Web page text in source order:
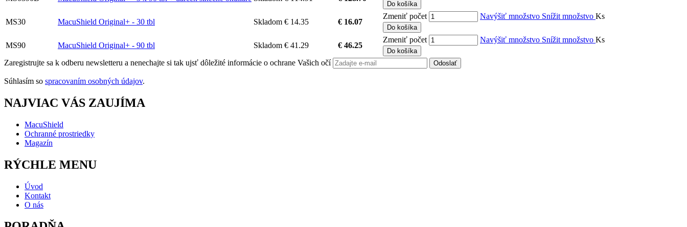
Do košíka
MS30 MacuShield Original+ - 30 tbl Skladom € 14.35 € 16.07
Zmeniť počet Navýšiť množstvo Snížit množstvo Ks
Do košíka
MS90 MacuShield Original+ - 90 tbl Skladom € 41.29 € 46.25
Zmeniť počet Navýšiť množstvo Snížit množstvo Ks
Do košíka
Zaregistrujte sa k odberu newsletteru a nenechajte si tak ujsť dôležité informácie o ochrane Vašich očí Odoslať
Súhlasím so spracovaním osobných údajov.
NAJVIAC VÁS ZAUJÍMA
MacuShield
Ochranné prostriedky
Magazín
RÝCHLE MENU
Úvod
Kontakt
O nás